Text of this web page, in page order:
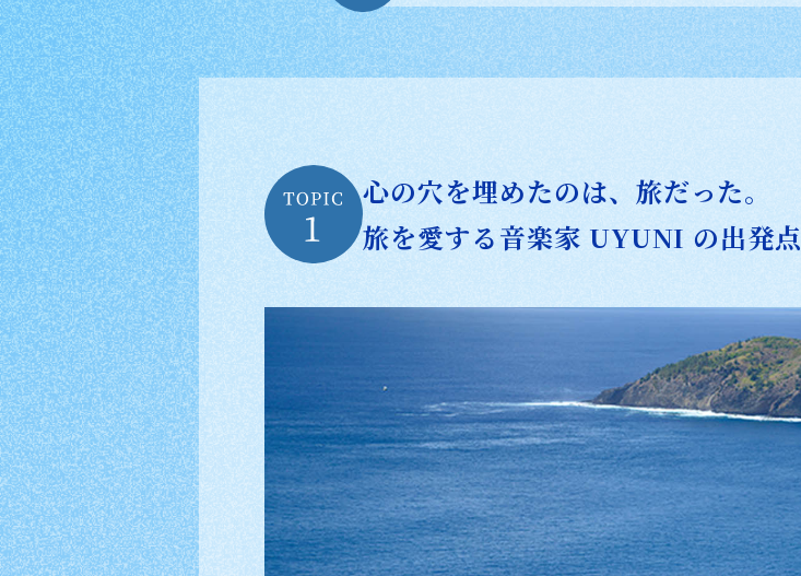
心の穴を埋めたのは、旅だった。
旅を愛する音楽家 UYUNI の出発点